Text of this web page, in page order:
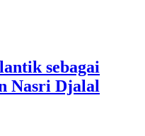
sebagai
Nasri Djalal